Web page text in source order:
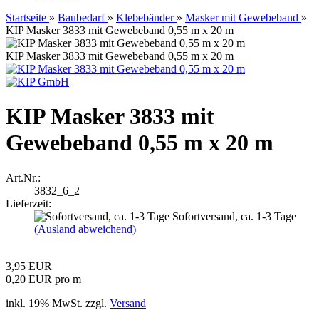
Startseite » Baubedarf » Klebebänder » Masker mit Gewebeband »
KIP Masker 3833 mit Gewebeband 0,55 m x 20 m
KIP Masker 3833 mit Gewebeband 0,55 m x 20 m
KIP Masker 3833 mit
Gewebeband 0,55 m x 20 m
Art.Nr.:
3832_6_2
Lieferzeit:
Sofortversand, ca. 1-3 Tage
(Ausland abweichend)
3,95 EUR
0,20 EUR pro m
inkl. 19% MwSt. zzgl. Versand